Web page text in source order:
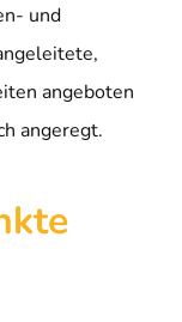
und
angeboten
angeregt.